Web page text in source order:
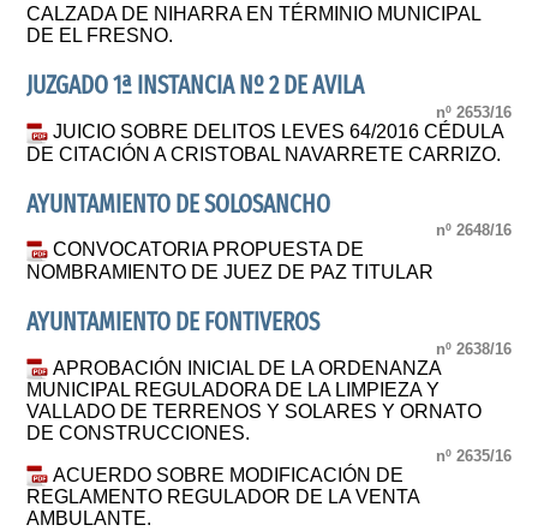
CALZADA DE NIHARRA EN TÉRMINIO MUNICIPAL
DE EL FRESNO.
JUZGADO 1ª INSTANCIA Nº 2 DE AVILA
nº 2653/16
JUICIO SOBRE DELITOS LEVES 64/2016 CÉDULA
DE CITACIÓN A CRISTOBAL NAVARRETE CARRIZO.
AYUNTAMIENTO DE SOLOSANCHO
nº 2648/16
CONVOCATORIA PROPUESTA DE
NOMBRAMIENTO DE JUEZ DE PAZ TITULAR
AYUNTAMIENTO DE FONTIVEROS
nº 2638/16
APROBACIÓN INICIAL DE LA ORDENANZA
MUNICIPAL REGULADORA DE LA LIMPIEZA Y
VALLADO DE TERRENOS Y SOLARES Y ORNATO
DE CONSTRUCCIONES.
nº 2635/16
ACUERDO SOBRE MODIFICACIÓN DE
REGLAMENTO REGULADOR DE LA VENTA
AMBULANTE.